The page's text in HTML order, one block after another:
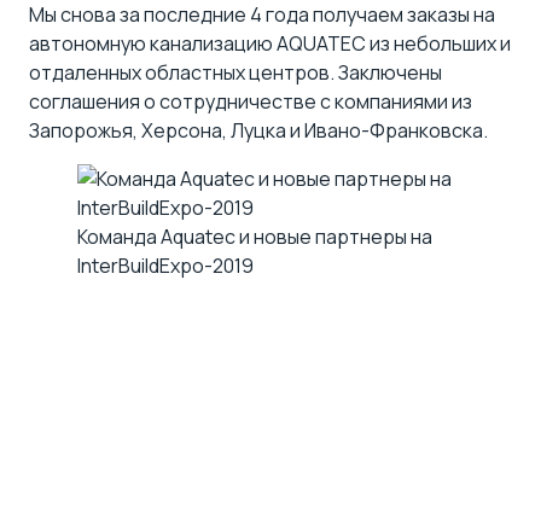
Мы снова за последние 4 года получаем заказы на
автономную канализацию AQUATEC из небольших и
отдаленных областных центров. Заключены
соглашения о сотрудничестве с компаниями из
Запорожья, Херсона, Луцка и Ивано-Франковска.
Команда Aquatec и новые партнеры на
InterBuildExpo-2019